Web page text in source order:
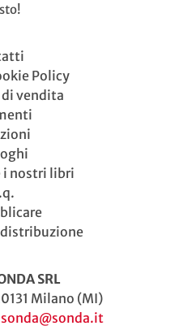
Policy
vendita
i nostri libri
SRL
Milano (MI)
sonda@sonda.it